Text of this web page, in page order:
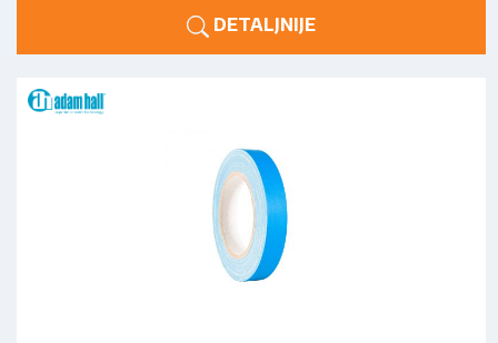
DETALJNIJE